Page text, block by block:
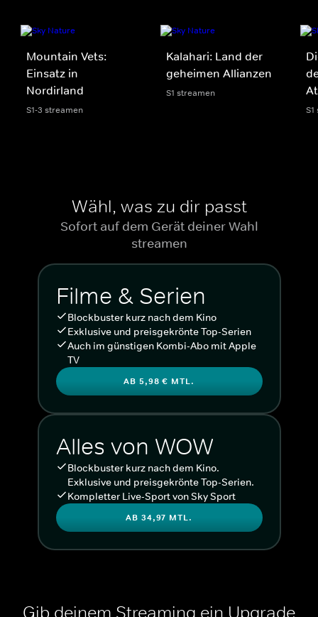
Mountain Vets:
Einsatz in
Nordirland
S1-3 streamen
Kalahari: Land der
geheimen Allianzen
S1 streamen
Wähl, was zu dir passt
Sofort auf dem Gerät deiner Wahl
streamen
Filme & Serien
Blockbuster kurz nach dem Kino
Exklusive und preisgekrönte Top-Serien
Auch im günstigen Kombi-Abo mit Apple
TV
AB 5,98 € MTL.
Alles von WOW
Blockbuster kurz nach dem Kino.
Exklusive und preisgekrönte Top-Serien.
Kompletter Live-Sport von Sky Sport
AB 34,97 MTL.
Gib deinem Streaming ein Upgrade